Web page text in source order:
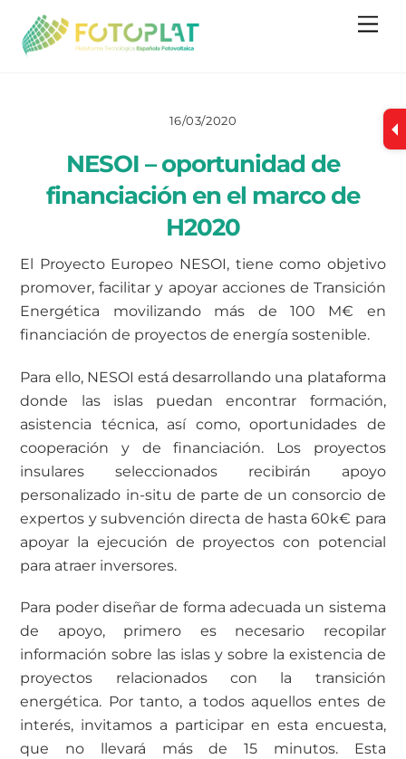
content
16/03/2020
NESOI – oportunidad de
financiación en el marco de
H2020
El Proyecto Europeo NESOI, tiene como objetivo
promover, facilitar y apoyar acciones de Transición
Energética movilizando más de 100 M€ en
financiación de proyectos de energía sostenible.
Para ello, NESOI está desarrollando una plataforma
donde las islas puedan encontrar formación,
asistencia técnica, así como, oportunidades de
cooperación y de financiación. Los proyectos
insulares seleccionados recibirán apoyo
personalizado in-situ de parte de un consorcio de
expertos y subvención directa de hasta 60k€ para
apoyar la ejecución de proyectos con potencial
para atraer inversores.
Para poder diseñar de forma adecuada un sistema
de apoyo, primero es necesario recopilar
información sobre las islas y sobre la existencia de
proyectos relacionados con la transición
energética. Por tanto, a todos aquellos entes de
interés, invitamos a participar en esta encuesta,
que no llevará más de 15 minutos. Esta